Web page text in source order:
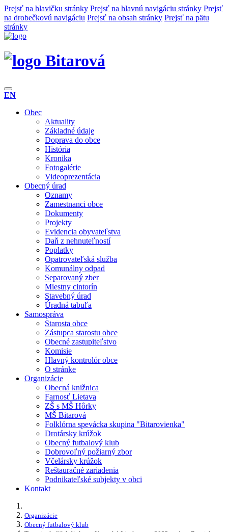
Prejsť na hlavičku stránky Prejsť na hlavnú navigáciu stránky Prejsť
na drobečkovú navigáciu Prejsť na obsah stránky Prejsť na pätu
stránky
Bitarová
EN
Obec
Aktuality
Základné údaje
Doprava do obce
História
Kronika
Fotogalérie
Videoprezentácia
Obecný úrad
Oznamy
Zamestnanci obce
Dokumenty
Projekty
Evidencia obyvateľstva
Daň z nehnuteľností
Poplatky
Opatrovateľská služba
Komunálny odpad
Separovaný zber
Miestny cintorín
Stavebný úrad
Úradná tabuľa
Samospráva
Starosta obce
Zástupca starostu obce
Obecné zastupiteľstvo
Komisie
Hlavný kontrolór obce
O stránke
Organizácie
Obecná knižnica
Farnosť Lietava
ZŠ s MŠ Hôrky
MŠ Bitarová
Folklórna spevácka skupina "Bitarovienka"
Drotársky krúžok
Obecný futbalový klub
Dobrovoľný požiarný zbor
Včelársky krúžok
Reštauračné zariadenia
Podnikateľské subjekty v obci
Kontakt
Organizácie
Obecný futbalový klub